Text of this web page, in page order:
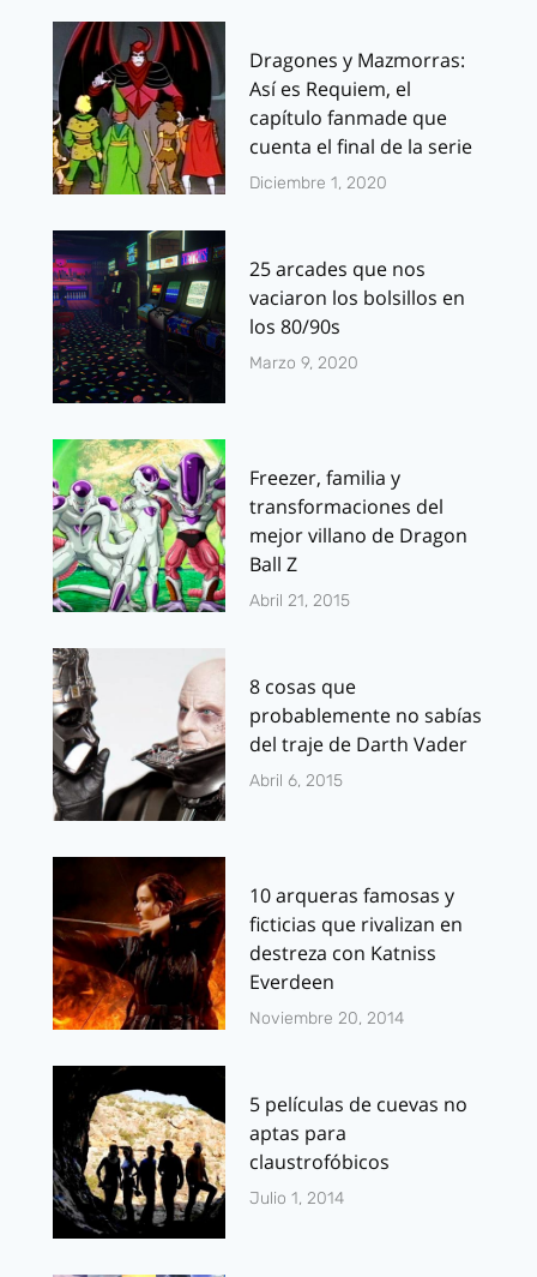
Dragones y Mazmorras:
Así es Requiem, el
capítulo fanmade que
cuenta el final de la serie
Diciembre 1, 2020
25 arcades que nos
vaciaron los bolsillos en
los 80/90s
Marzo 9, 2020
Freezer, familia y
transformaciones del
mejor villano de Dragon
Ball Z
Abril 21, 2015
8 cosas que
probablemente no sabías
del traje de Darth Vader
Abril 6, 2015
10 arqueras famosas y
ficticias que rivalizan en
destreza con Katniss
Everdeen
Noviembre 20, 2014
5 películas de cuevas no
aptas para
claustrofóbicos
Julio 1, 2014